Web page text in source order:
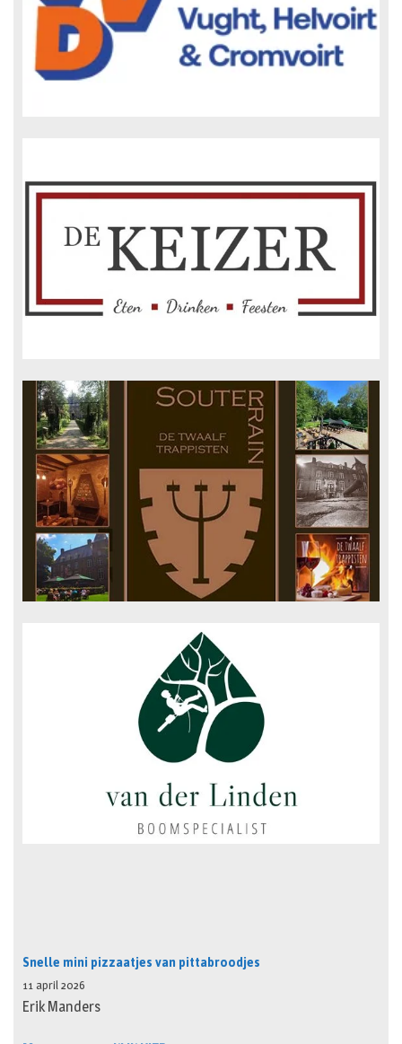
Snelle mini pizzaatjes van pittabroodjes
11 april 2026
Erik Manders